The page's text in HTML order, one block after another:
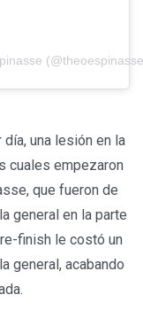
una lesión en la
cuales empezaron
que fueron de
general en la parte
finish le costó un
general, acabando